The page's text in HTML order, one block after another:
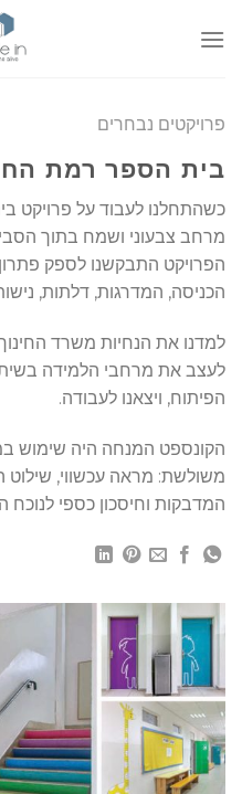
פרויקטים נבחרים
בית הספר רמת
כשהתחלנו לעבוד על פרויקט
מרחב צבעוני ושמח בתוך
הפרויקט התבקשנו לספק
הכניסה, המדרגות, דלתות,
לעצב את מרחבי הלמידה
הפיתוח, ויצאנו לעבודה.
הקונספט המנחה היה שימוש
משולשת: מראה עכשווי,
המדבקות וחיסכון כספי